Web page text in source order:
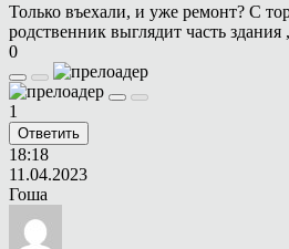
Только въехали, и уже ремонт? С
родственник выглядит часть здания
0
1
Ответить
18:18
11.04.2023
Гоша